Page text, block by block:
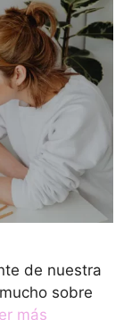
de nuestra
sobre
más